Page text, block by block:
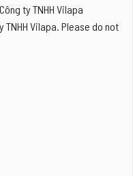
ty TNHH Vilapa
Vilapa. Please do not